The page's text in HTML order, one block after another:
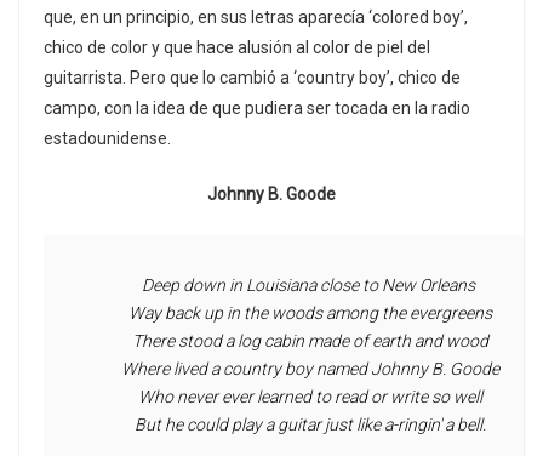
que, en un principio, en sus letras aparecía ‘colored boy’,
chico de color y que hace alusión al color de piel del
guitarrista. Pero que lo cambió a ‘country boy’, chico de
campo, con la idea de que pudiera ser tocada en la radio
estadounidense.​
Johnny B. Goode
Deep down in Louisiana close to New Orleans
Way back up in the woods among the evergreens
There stood a log cabin made of earth and wood
Where lived a country boy named Johnny B. Goode
Who never ever learned to read or write so well
But he could play a guitar just like a-ringin' a bell.